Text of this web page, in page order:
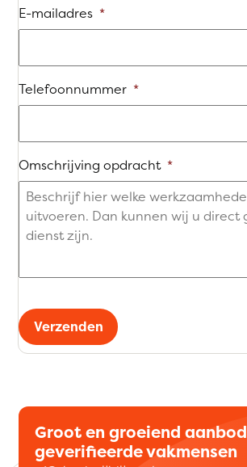
E-mailadres *
Telefoonnummer *
Omschrijving opdracht *
Verzenden
Groot en groeiend aanbod
geverifieerde vakmensen